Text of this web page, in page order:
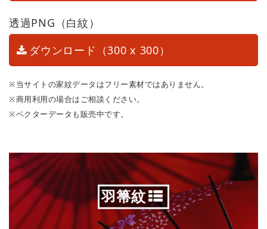
透過PNG（白紋）
ダウンロード（300 x 300）
※当サイトの家紋データはフリー素材ではありません。
※商用利用の場合はご相談ください。
※ベクターデータも販売中です。
羽箒紋